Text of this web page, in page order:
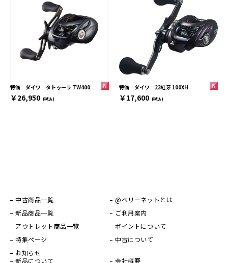
特価 ダイワ タトゥーラ TW400
￥26,950 (税込)
特価 ダイワ 23紅牙 100XH
￥17,600 (税込)
中古商品一覧
新品商品一覧
アウトレット商品一覧
特集ページ
お知らせ
@ベリーネットとは
ご利用案内
ポイントについて
中古について
新品について 会社概要